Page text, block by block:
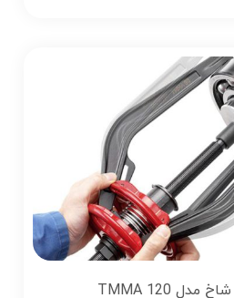
پولی کش سه شاخ مدل TMMA 120